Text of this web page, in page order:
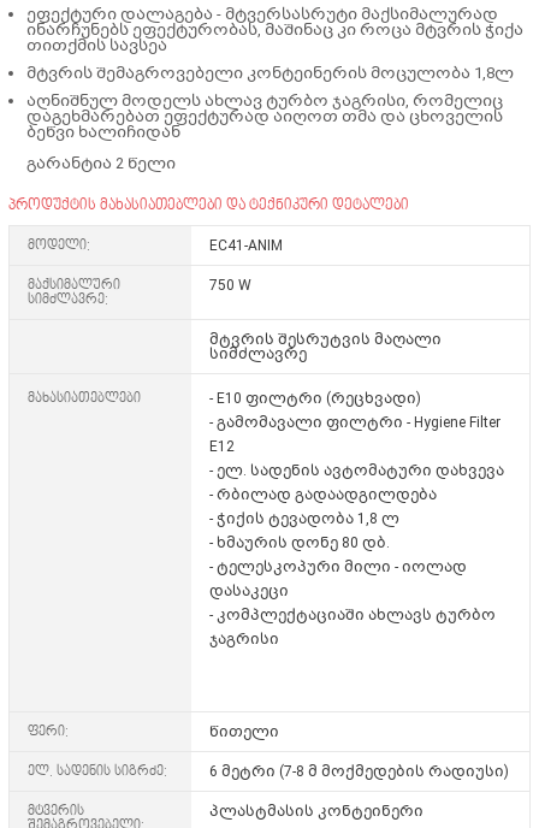
ეფექტური დალაგება - მტვერსასრუტი მაქსიმალურად
ინარჩუნებს ეფექტურობას, მაშინაც კი როცა მტვრის ჭიქა
თითქმის სავსეა
მტვრის შემაგროვებელი კონტეინერის მოცულობა 1,8ლ
აღნიშნულ მოდელს ახლავ ტურბო ჯაგრისი, რომელიც
დაგეხმარებათ ეფექტურად აიღოთ თმა და ცხოველის
ბეწვი ხალიჩიდან
გარანტია 2 წელი
პროდუქტის მახასიათებლები და ტექნიკური დეტალები
მოდელი: EC41-ANIM
მაქსიმალური
სიმძლავრე:
750 W
მტვრის შესრუტვის მაღალი
სიმძლავრე
მახასიათებლები
- E10 ფილტრი (რეცხვადი)
- გამომავალი ფილტრი - Hygiene Filter
E12
- ელ. სადენის ავტომატური დახვევა
- რბილად გადაადგილდება
- ჭიქის ტევადობა 1,8 ლ
- ხმაურის დონე 80 დბ.
- ტელესკოპური მილი - იოლად
დასაკეცი
- კომპლექტაციაში ახლავს ტურბო
ჯაგრისი
ფერი: წითელი
ელ. სადენის სიგრძე: 6 მეტრი (7-8 მ მოქმედების რადიუსი)
მტვერის
პლასტმასის კონტეინერი